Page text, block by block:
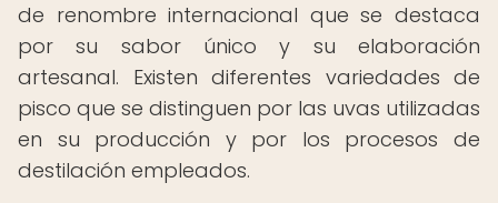
de renombre internacional que se destaca
por su sabor único y su elaboración
artesanal. Existen diferentes variedades de
pisco que se distinguen por las uvas utilizadas
en su producción y por los procesos de
destilación empleados.